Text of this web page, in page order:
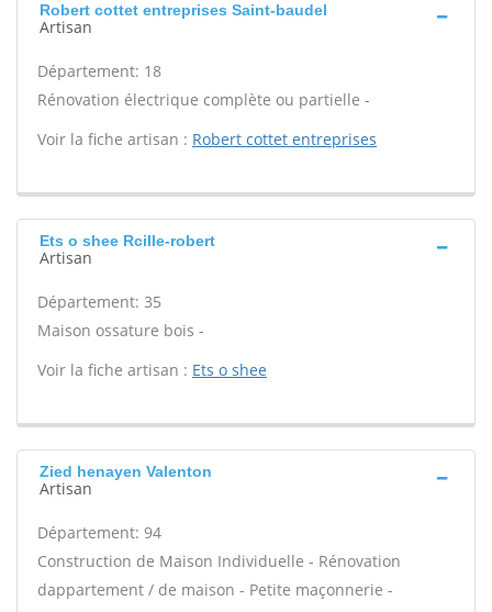
Robert cottet entreprises Saint-baudel
Artisan
Département: 18
Rénovation électrique complète ou partielle -
Voir la fiche artisan : Robert cottet entreprises
Ets o shee Rcille-robert
Artisan
Département: 35
Maison ossature bois -
Voir la fiche artisan : Ets o shee
Zied henayen Valenton
Artisan
Département: 94
Construction de Maison Individuelle - Rénovation
dappartement / de maison - Petite maçonnerie -